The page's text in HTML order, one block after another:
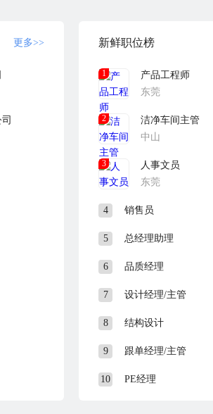
更多>> 新鲜职位榜
1
产品工程师
东莞
2
洁净车间主管
中山
3
人事文员
东莞
4 销售员
5 总经理助理
6 品质经理
7 设计经理/主管
8 结构设计
9 跟单经理/主管
10 PE经理